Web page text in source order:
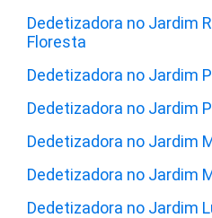
Dedetizadora no Jardim
Floresta
Dedetizadora no Jardim
Dedetizadora no Jardim
Dedetizadora no Jardim
Dedetizadora no Jardim
Dedetizadora no Jardim